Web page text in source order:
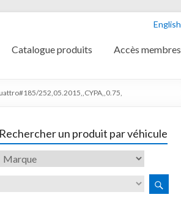
English
Catalogue produits Accès membres
252,05.2015,,CYPA,,0.75,
Rechercher un produit par véhicule